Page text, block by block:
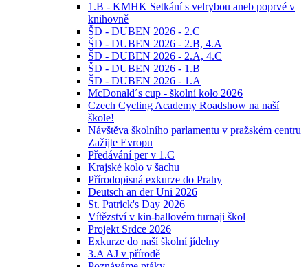
1.B - KMHK Setkání s velrybou aneb poprvé v
knihovně
ŠD - DUBEN 2026 - 2.C
ŠD - DUBEN 2026 - 2.B, 4.A
ŠD - DUBEN 2026 - 2.A, 4.C
ŠD - DUBEN 2026 - 1.B
ŠD - DUBEN 2026 - 1.A
McDonald´s cup - školní kolo 2026
Czech Cycling Academy Roadshow na naší
škole!
Návštěva školního parlamentu v pražském centru
Zažijte Evropu
Předávání per v 1.C
Krajské kolo v šachu
Přírodopisná exkurze do Prahy
Deutsch an der Uni 2026
St. Patrick's Day 2026
Vítězství v kin-ballovém turnaji škol
Projekt Srdce 2026
Exkurze do naší školní jídelny
3.A AJ v přírodě